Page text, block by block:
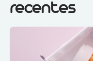
recentes